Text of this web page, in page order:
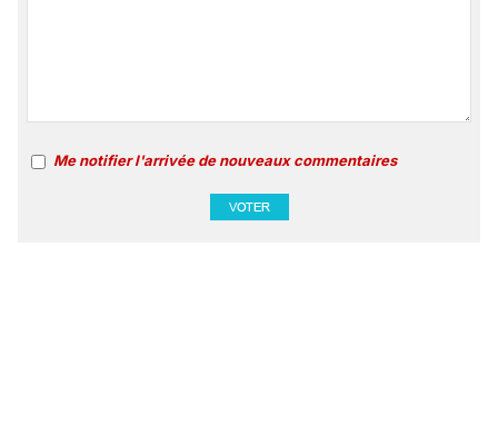
Me notifier l'arrivée de nouveaux commentaires